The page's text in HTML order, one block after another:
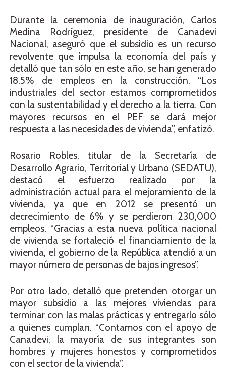
Durante la ceremonia de inauguración, Carlos
Medina Rodríguez, presidente de Canadevi
Nacional, aseguró que el subsidio es un recurso
revolvente que impulsa la economía del país y
detalló que tan sólo en este año, se han generado
18.5% de empleos en la construcción. “Los
industriales del sector estamos comprometidos
con la sustentabilidad y el derecho a la tierra. Con
mayores recursos en el PEF se dará mejor
respuesta a las necesidades de vivienda”, enfatizó.
Rosario Robles, titular de la Secretaría de
Desarrollo Agrario, Territorial y Urbano (SEDATU),
destacó el esfuerzo realizado por la
administración actual para el mejoramiento de la
vivienda, ya que en 2012 se presentó un
decrecimiento de 6% y se perdieron 230,000
empleos. “Gracias a esta nueva política nacional
de vivienda se fortaleció el financiamiento de la
vivienda, el gobierno de la República atendió a un
mayor número de personas de bajos ingresos”.
Por otro lado, detalló que pretenden otorgar un
mayor subsidio a las mejores viviendas para
terminar con las malas prácticas y entregarlo sólo
a quienes cumplan. “Contamos con el apoyo de
Canadevi, la mayoría de sus integrantes son
hombres y mujeres honestos y comprometidos
con el sector de la vivienda”.